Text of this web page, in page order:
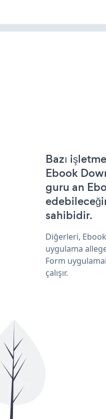
Bazı
Ebook
guru an
sahibidir.
Diğerleri,
uygulama
Form
çalışır.